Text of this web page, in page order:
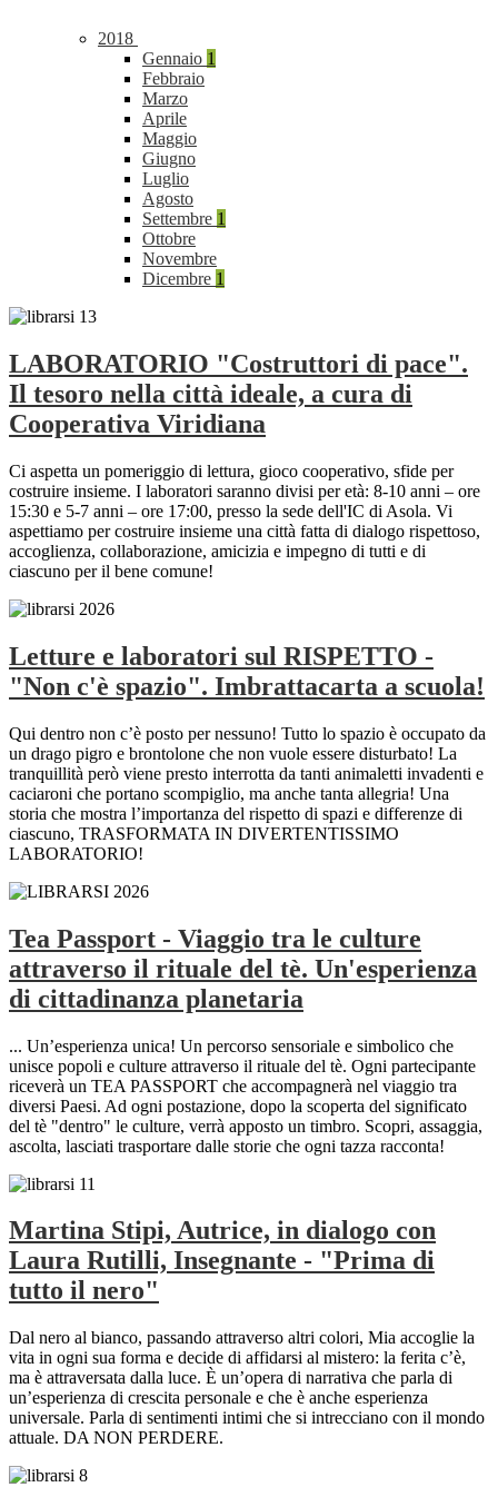
2018
Gennaio 1
Febbraio
Marzo
Aprile
Maggio
Giugno
Luglio
Agosto
Settembre 1
Ottobre
Novembre
Dicembre 1
LABORATORIO "Costruttori di pace".
Il tesoro nella città ideale, a cura di
Cooperativa Viridiana
Ci aspetta un pomeriggio di lettura, gioco cooperativo, sfide per
costruire insieme. I laboratori saranno divisi per età: 8-10 anni – ore
15:30 e 5-7 anni – ore 17:00, presso la sede dell'IC di Asola. Vi
aspettiamo per costruire insieme una città fatta di dialogo rispettoso,
accoglienza, collaborazione, amicizia e impegno di tutti e di
ciascuno per il bene comune!
Letture e laboratori sul RISPETTO -
"Non c'è spazio". Imbrattacarta a scuola!
Qui dentro non c’è posto per nessuno! Tutto lo spazio è occupato da
un drago pigro e brontolone che non vuole essere disturbato! La
tranquillità però viene presto interrotta da tanti animaletti invadenti e
caciaroni che portano scompiglio, ma anche tanta allegria! Una
storia che mostra l’importanza del rispetto di spazi e differenze di
ciascuno, TRASFORMATA IN DIVERTENTISSIMO
LABORATORIO!
Tea Passport - Viaggio tra le culture
attraverso il rituale del tè. Un'esperienza
di cittadinanza planetaria
... Un’esperienza unica! Un percorso sensoriale e simbolico che
unisce popoli e culture attraverso il rituale del tè. Ogni partecipante
riceverà un TEA PASSPORT che accompagnerà nel viaggio tra
diversi Paesi. Ad ogni postazione, dopo la scoperta del significato
del tè "dentro" le culture, verrà apposto un timbro. Scopri, assaggia,
ascolta, lasciati trasportare dalle storie che ogni tazza racconta!
Martina Stipi, Autrice, in dialogo con
Laura Rutilli, Insegnante - "Prima di
tutto il nero"
Dal nero al bianco, passando attraverso altri colori, Mia accoglie la
vita in ogni sua forma e decide di affidarsi al mistero: la ferita c’è,
ma è attraversata dalla luce. È un’opera di narrativa che parla di
un’esperienza di crescita personale e che è anche esperienza
universale. Parla di sentimenti intimi che si intrecciano con il mondo
attuale. DA NON PERDERE.